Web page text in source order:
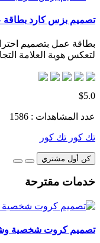
تصميم بزس كارد بطاقة
بطاقة عمل بتصميم
لتعكس هوية العلامة
$5.0
عدد المشاهدات : 1586
تك كور تك كور
كن أول مشتري
خدمات مقترحة
تصميم كروت شخصية